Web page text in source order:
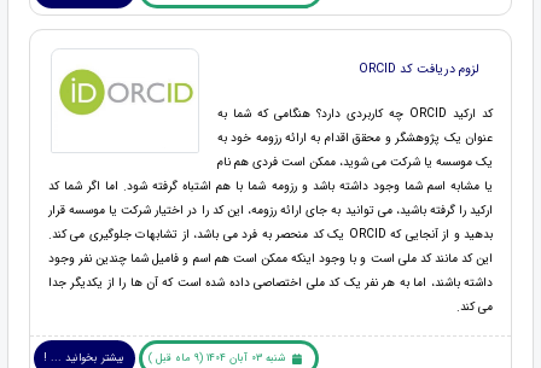
لزوم دریافت کد ORCID
کد ارکید ORCID چه کاربردی دارد؟ هنگامی که شما به
عنوان یک پژوهشگر و محقق اقدام به ارائه رزومه خود به
یک موسسه یا شرکت می شوید، ممکن است فردی هم نام
یا مشابه اسم شما وجود داشته باشد و رزومه شما با هم اشتباه گرفته شود. اما اگر شما کد
ارکید را گرفته باشید، می توانید به جای ارائه رزومه، این کد را در اختیار شرکت یا موسسه قرار
بدهید و از آنجایی که ORCID یک کد منحصر به فرد می باشد، از تشابهات جلوگیری می کند.
این کد مانند کد ملی است و با وجود اینکه ممکن است هم اسم و فامیل شما چندین نفر وجود
داشته باشند، اما به هر نفر یک کد ملی اختصاصی داده شده است که آن ها را از یکدیگر جدا
می کند.
شنبه 03 آبان 1404 (9 ماه قبل ) بیشتر بخوانید ... !